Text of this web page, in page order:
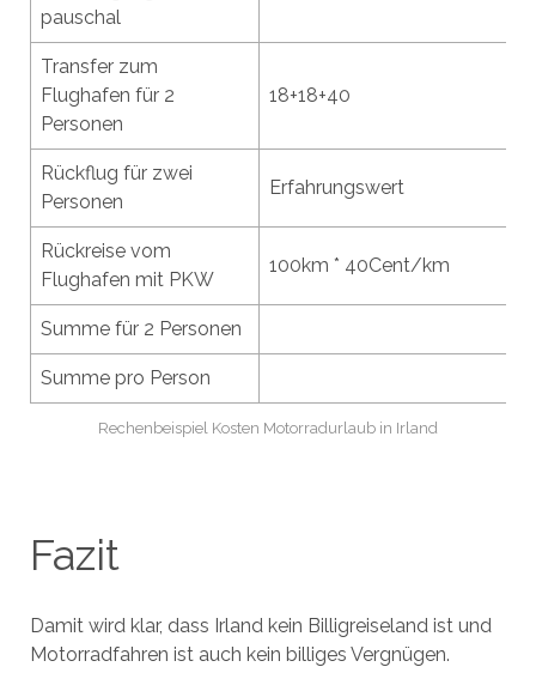
pauschal
Transfer zum
Flughafen für 2
Personen
18+18+40
Rückflug für zwei
Personen
Erfahrungswert
Rückreise vom
Flughafen mit PKW
100km * 40Cent/km
Summe für 2 Personen
Summe pro Person
Rechenbeispiel Kosten Motorradurlaub in Irland
Fazit
Damit wird klar, dass Irland kein Billigreiseland ist und
Motorradfahren ist auch kein billiges Vergnügen.